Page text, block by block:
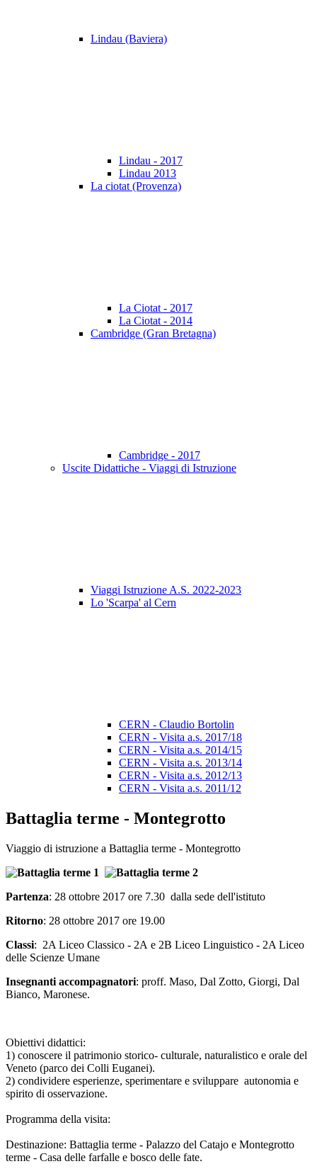
Lindau (Baviera)
Lindau - 2017
Lindau 2013
La ciotat (Provenza)
La Ciotat - 2017
La Ciotat - 2014
Cambridge (Gran Bretagna)
Cambridge - 2017
Uscite Didattiche - Viaggi di Istruzione
Viaggi Istruzione A.S. 2022-2023
Lo 'Scarpa' al Cern
CERN - Claudio Bortolin
CERN - Visita a.s. 2017/18
CERN - Visita a.s. 2014/15
CERN - Visita a.s. 2013/14
CERN - Visita a.s. 2012/13
CERN - Visita a.s. 2011/12
Battaglia terme - Montegrotto
Viaggio di istruzione a Battaglia terme - Montegrotto
Partenza: 28 ottobre 2017 ore 7.30 dalla sede dell'istituto
Ritorno: 28 ottobre 2017 ore 19.00
Classi: 2A Liceo Classico - 2A e 2B Liceo Linguistico - 2A Liceo
delle Scienze Umane
Insegnanti accompagnatori: proff. Maso, Dal Zotto, Giorgi, Dal
Bianco, Maronese.
Obiettivi didattici:
1) conoscere il patrimonio storico- culturale, naturalistico e orale del
Veneto (parco dei Colli Euganei).
2) condividere esperienze, sperimentare e sviluppare autonomia e
spirito di osservazione.
Programma della visita:
Destinazione: Battaglia terme - Palazzo del Catajo e Montegrotto
terme - Casa delle farfalle e bosco delle fate.